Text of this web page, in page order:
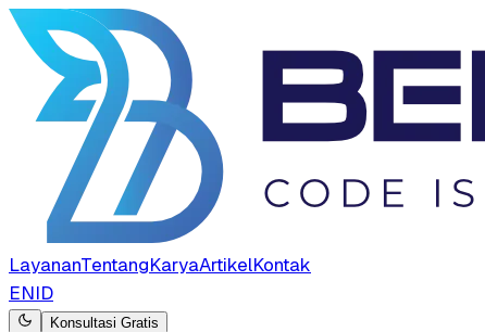
LayananTentangKaryaArtikelKontak
ENID
Konsultasi Gratis